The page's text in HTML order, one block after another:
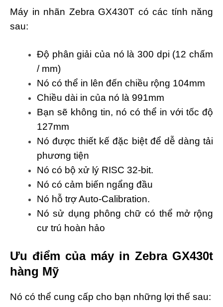
Máy in nhãn Zebra GX430T có các tính năng
sau:
Độ phân giải của nó là 300 dpi (12 chấm
/ mm)
Nó có thể in lên đến chiều rộng 104mm
Chiều dài in của nó là 991mm
Bạn sẽ không tin, nó có thể in với tốc độ
127mm
Nó được thiết kế đặc biệt để dễ dàng tải
phương tiện
Nó có bộ xử lý RISC 32-bit.
Nó có cảm biến ngẩng đầu
Nó hỗ trợ Auto-Calibration.
Nó sử dụng phông chữ có thể mở rộng
cư trú hoàn hảo
Ưu điểm của máy in Zebra GX430t
hàng Mỹ
Nó có thể cung cấp cho bạn những lợi thế sau: